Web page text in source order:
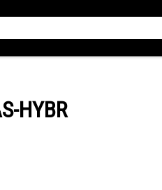
HYBR